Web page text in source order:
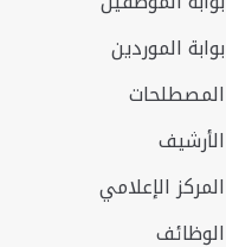
بوابة الموردين
المصطلحات
الأرشيف
المركز الإعلامي
الوظائف